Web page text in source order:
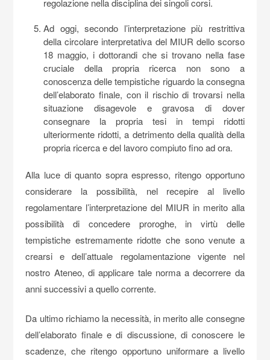
regolazione nella disciplina dei singoli corsi.
Ad oggi, secondo l’interpretazione più restrittiva
della circolare interpretativa del MIUR dello scorso
18 maggio, i dottorandi che si trovano nella fase
cruciale della propria ricerca non sono a
conoscenza delle tempistiche riguardo la consegna
dell’elaborato finale, con il rischio di trovarsi nella
situazione disagevole e gravosa di dover
consegnare la propria tesi in tempi ridotti
ulteriormente ridotti, a detrimento della qualità della
propria ricerca e del lavoro compiuto fino ad ora.
Alla luce di quanto sopra espresso, ritengo opportuno
considerare la possibilità, nel recepire al livello
regolamentare l’interpretazione del MIUR in merito alla
possibilità di concedere proroghe, in virtù delle
tempistiche estremamente ridotte che sono venute a
crearsi e dell’attuale regolamentazione vigente nel
nostro Ateneo, di applicare tale norma a decorrere da
anni successivi a quello corrente.
Da ultimo richiamo la necessità, in merito alle consegne
dell’elaborato finale e di discussione, di conoscere le
scadenze, che ritengo opportuno uniformare a livello